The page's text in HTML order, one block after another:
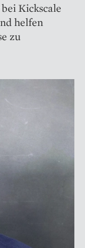
Kickscale
helfen
zu